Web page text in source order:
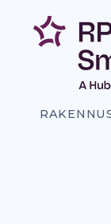
sisältöön